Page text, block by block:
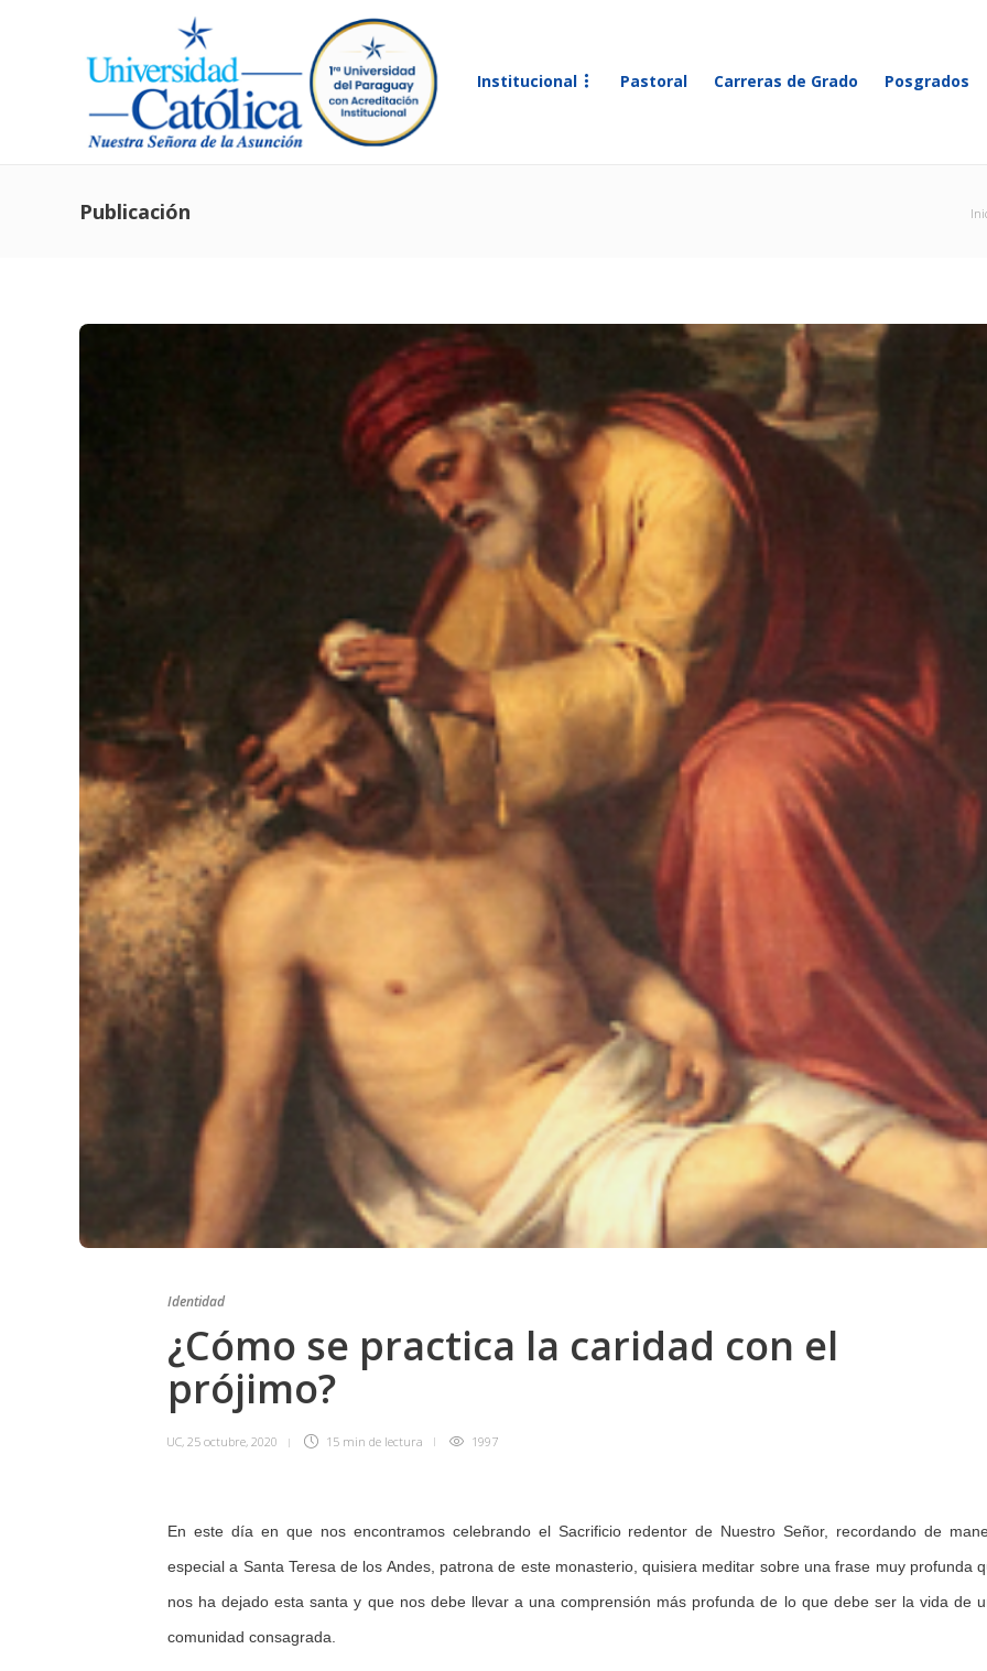
Institucional Pastoral Carreras de Grado Posgrados
Publicación
Identidad
¿Cómo se practica la caridad con el
prójimo?
UC, 25 octubre, 2020 15 min de lectura 1997
En este día en que nos encontramos celebrando el Sacrificio redentor de Nuestro Señor, recordando de
especial a Santa Teresa de los Andes, patrona de este monasterio, quisiera meditar sobre una frase muy profunda
nos ha dejado esta santa y que nos debe llevar a una comprensión más profunda de lo que debe ser la vida de
comunidad consagrada.